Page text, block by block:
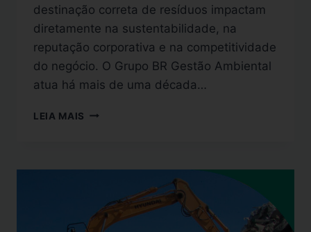
destinação correta de resíduos impactam
diretamente na sustentabilidade, na
reputação corporativa e na competitividade
do negócio. O Grupo BR Gestão Ambiental
atua há mais de uma década…
LEIA MAIS